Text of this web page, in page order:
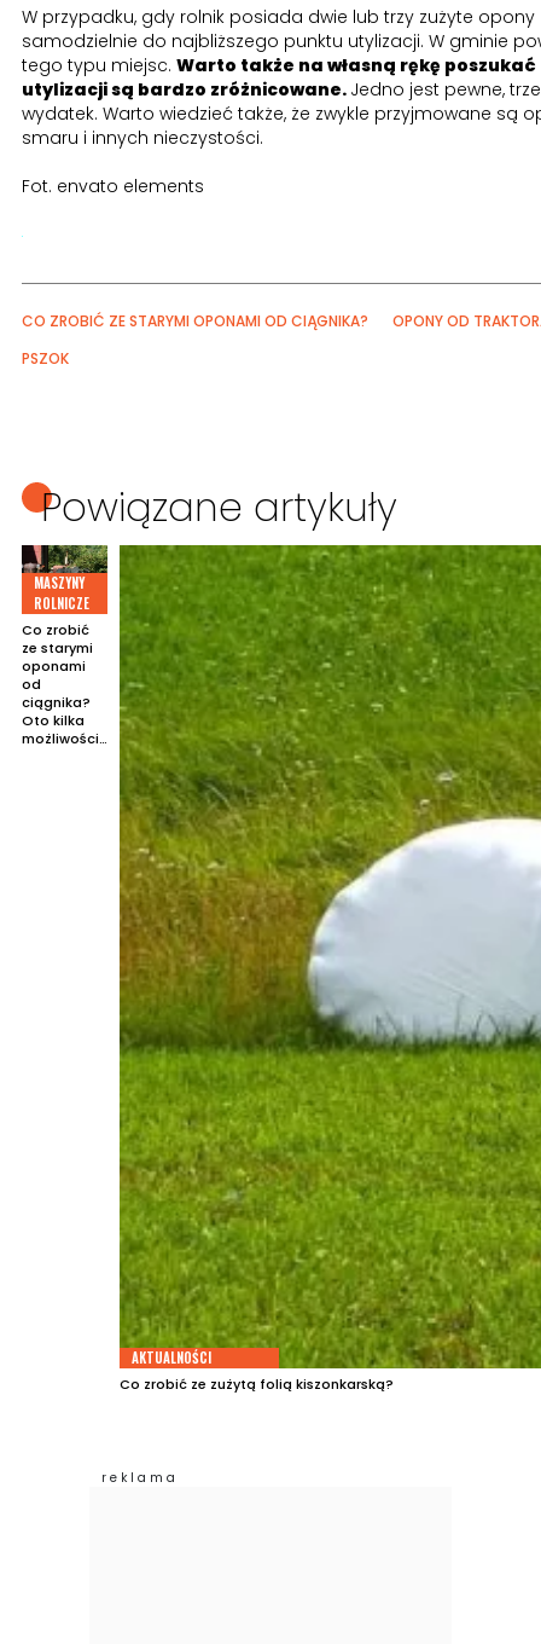
W przypadku, gdy rolnik posiada dwie lub trzy zużyte
samodzielnie do najbliższego punktu utylizacji. W gminie
tego typu miejsc. Warto także na własną rękę
utylizacji są bardzo zróżnicowane. Jedno jest pewne,
wydatek. Warto wiedzieć także, że zwykle przyjmowane są
smaru i innych nieczystości.
Fot. envato elements
CO ZROBIĆ ZE STARYMI OPONAMI OD CIĄGNIKA?
OPONY OD
PSZOK
Powiązane artykuły
MASZYNY
ROLNICZE
Co zrobić
ze starymi
oponami
od
ciągnika?
Oto kilka
możliwości…
AKTUALNOŚCI
Co zrobić ze zużytą folią kiszonkarską?